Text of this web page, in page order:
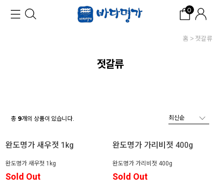
0
홈 젓갈류
젓갈류
총 9개의 상품이 있습니다.
완도명가 새우젓 1kg
완도명가 새우젓 1kg
Sold Out
완도명가 가리비젓 400g
완도명가 가리비젓 400g
Sold Out